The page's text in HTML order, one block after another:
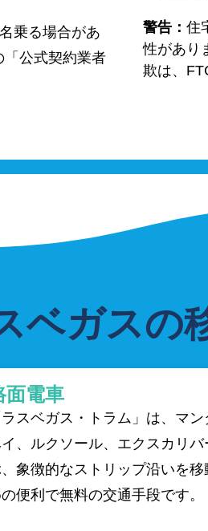
乗る場合があ
「公式契約業者
警告： 住
性があり
欺は、
ベガスの
面電車
ラスベガス・トラム」は、マン
、ルクソール、エクスカリバ
象徴的なストリップ沿いを移
便利で無料の交通手段です。